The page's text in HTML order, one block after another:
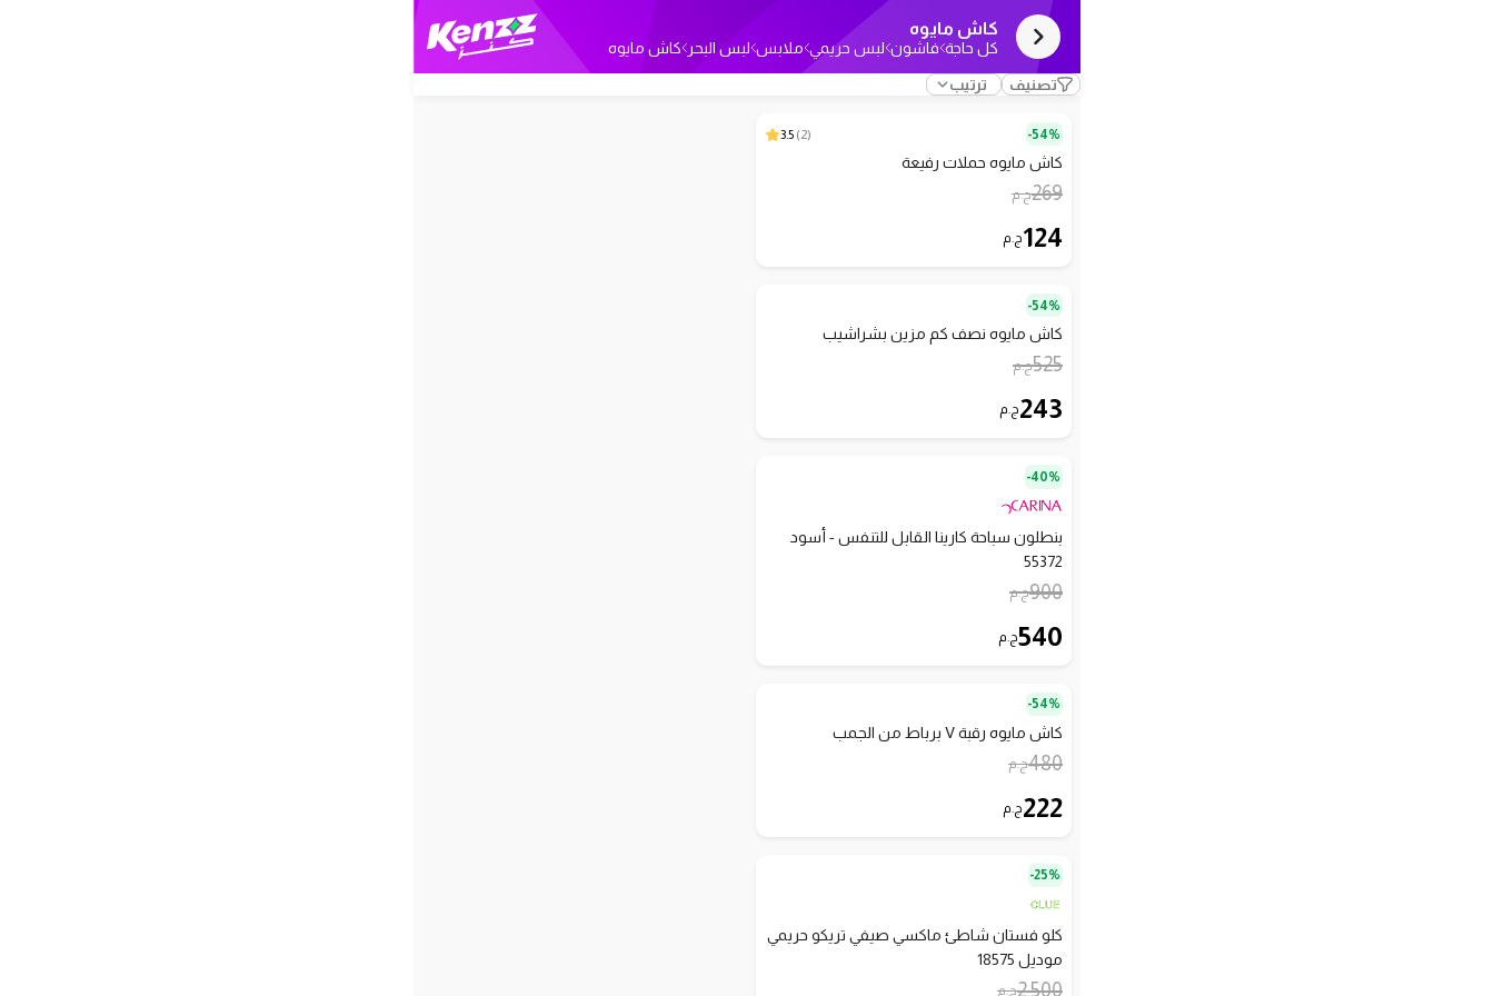
كاش مايوه
كل حاجة فاشون لبس حريمي ملابس لبس البحر كاش مايوه
تصنيف ترتيب
54%-
(
2
)
3.5
كاش مايوه حملات رفيعة
269ج.م
124ج.م
54%-
كاش مايوه نصف كم مزين بشراشيب
525ج.م
243ج.م
40%-
بنطلون سباحة كارينا القابل للتنفس - أسود
55372
900ج.م
540ج.م
54%-
كاش مايوه رقبة V برباط من الجمب
480ج.م
222ج.م
25%-
كلو فستان شاطئ ماكسي صيفي تريكو حريمي
موديل 18575
2,500ج.م